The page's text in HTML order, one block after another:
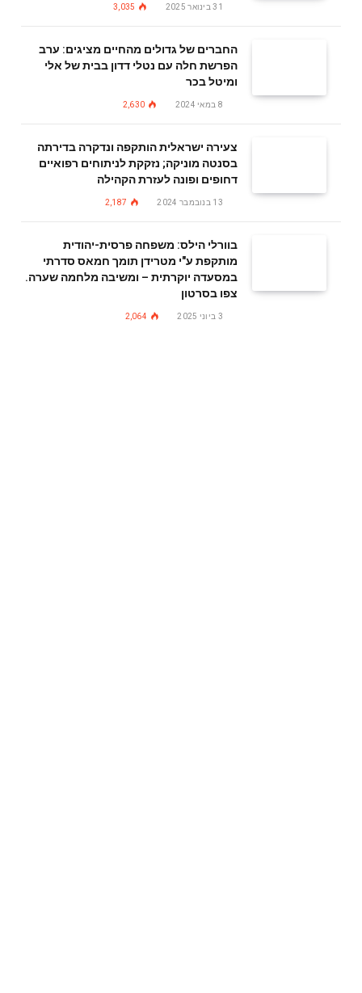
31 בינואר 2025 3,035
החברים של גדולים מהחיים מציגים: ערב
הפרשת חלה עם נטלי דדון בבית של אלי
ומיטל בכר
8 במאי 2024 2,630
צעירה ישראלית הותקפה ונדקרה בדירתה
בסנטה מוניקה; נזקקת לניתוחים רפואיים
דחופים ופונה לעזרת הקהילה
13 בנובמבר 2024 2,187
בוורלי הילס: משפחה פרסית-יהודית
מותקפת ע"י מטרידן תומך חמאס סדרתי
במסעדה יוקרתית – ומשיבה מלחמה שערה.
צפו בסרטון
3 ביוני 2025 2,064